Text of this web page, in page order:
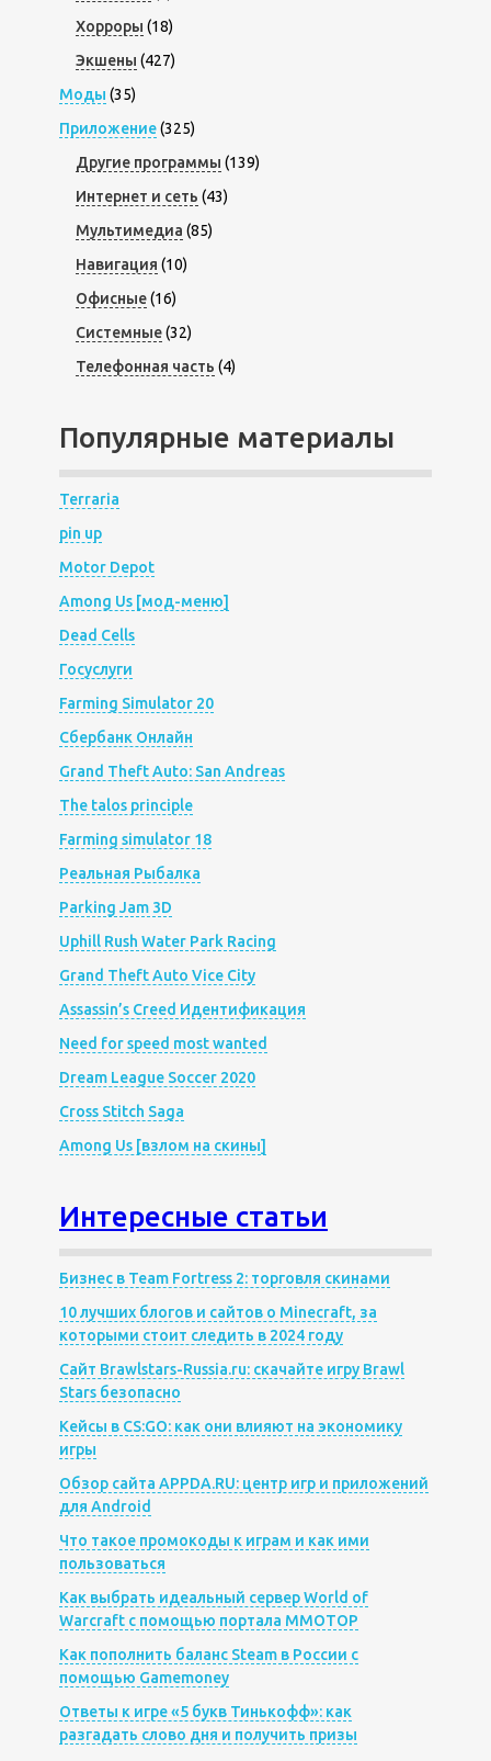
Хорроры (18)
Экшены (427)
Моды (35)
Приложение(325)
Другие программы (139)
Интернет и сеть (43)
Мультимедиа (85)
Навигация (10)
Офисные(16)
Системные(32)
Телефонная часть (4)
Популярные материалы
Terraria
pin up
Motor Depot
Among Us [мод-меню]
Dead Cells
Госуслуги
Farming Simulator 20
Сбербанк Онлайн
Grand Theft Auto: San Andreas
The talos principle
Farming simulator 18
Реальная Рыбалка
Parking Jam 3D
Uphill Rush Water Park Racing
Grand Theft Auto Vice City
Assassin’s Creed Идентификация
Need for speed most wanted
Dream League Soccer 2020
Cross Stitch Saga
Among Us [взлом на скины]
Интересные статьи
Бизнес в Team Fortress 2: торговля скинами
10 лучших блогов и сайтов о Minecraft, за
которыми стоит следить в 2024 году
Сайт Brawlstars-Russia.ru: скачайте игру Brawl
Stars безопасно
Кейсы в CS:GO: как они влияют на экономику
игры
Обзор сайта APPDA.RU: центр игр и приложений
для Android
Что такое промокоды к играм и как ими
пользоваться
Как выбрать идеальный сервер World of
Warcraft с помощью портала MMOTOP
Как пополнить баланс Steam в России с
помощью Gamemoney
Ответы к игре «5 букв Тинькофф»: как
разгадать слово дня и получить призы